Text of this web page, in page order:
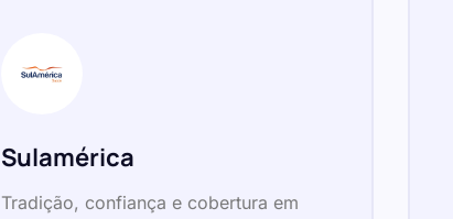
Sulamérica
Tradição, confiança e cobertura em